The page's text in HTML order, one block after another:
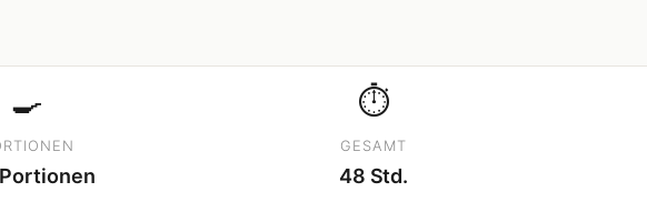
🍳 ⏱
GESAMT
48 Std.